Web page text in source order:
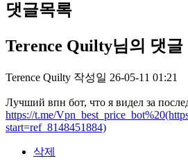
댓글목록
Terence Quilty님의 댓글
Terence Quilty 작성일 26-05-11 01:21
Лучший впн бот, что я видел за
https://t.me/
start=ref_8148451884)
삭제